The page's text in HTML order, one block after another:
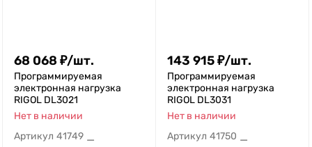
68 068 ₽/шт.
Программируемая
электронная нагрузка
RIGOL DL3021
Нет в наличии
Артикул 41749 —
143 915₽/шт.
Программируемая
электронная нагрузка
RIGOL DL3031
Нет в наличии
Артикул 41750 —